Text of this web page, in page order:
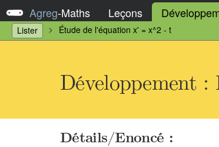
Agreg-Maths Leçons
Lister Étude de l'équation x' = x^2 - t
Développement
Détails/Enoncé :